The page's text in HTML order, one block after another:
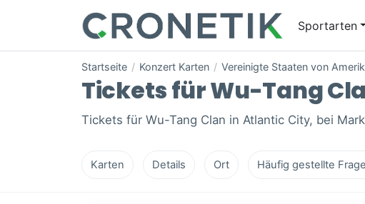
Sportarten
Startseite / Konzert Karten / Vereinigte Staaten von
Tickets für Wu-Tang
Tickets für Wu-Tang Clan in Atlantic City, bei
Karten Details Ort Häufig gestellte